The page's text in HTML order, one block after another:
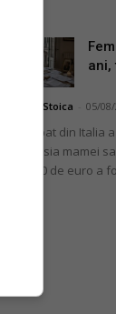
ani,
Daniela Stoica 05/
Un bărbat din Italia
ani pensia mamei
de 2.000 de euro a